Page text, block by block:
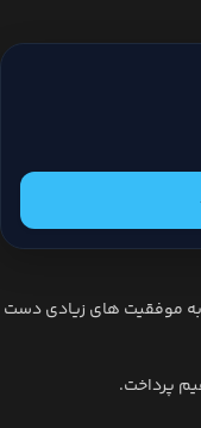
به موفقیت های زیادی دست
پرداخت.